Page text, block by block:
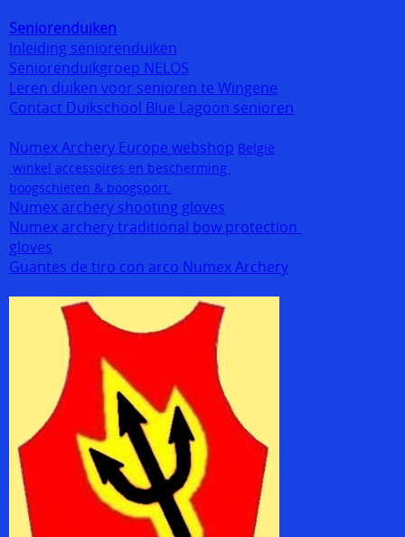
Seniorenduiken
Inleiding seniorenduiken
Seniorenduikgroep NELOS
Leren duiken voor senioren te Wingene
Contact Duikschool Blue Lagoon senioren
Numex Archery Europe webshop België
winkel accessoires en bescherming
boogschieten & boogsport.
Numex archery shooting gloves
Numex archery traditional bow protection
gloves
Guantes de tiro con arco Numex Archery